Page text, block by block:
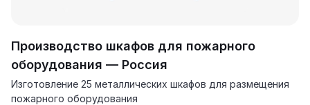
Производство шкафов для пожарного
оборудования — Россия
Изготовление 25 металлических шкафов для размещения
пожарного оборудования